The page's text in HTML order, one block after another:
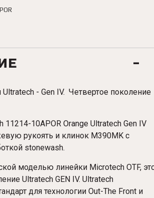
Ultratech - Gen IV. Четвертое поколение
10APOR Orange Ultratech Gen IV
рукоять и клинок M390MK с
stonewash.
моделью линейки Microtech OTF,
Ultratech GEN IV. Ultratech
для технологии Out-The Front и